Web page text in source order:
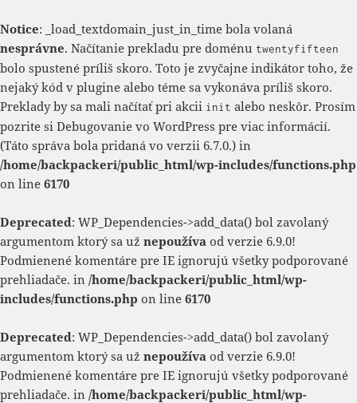
Notice: _load_textdomain_just_in_time bola volaná
nesprávne. Načítanie prekladu pre doménu twentyfifteen
bolo spustené príliš skoro. Toto je zvyčajne indikátor toho, že
nejaký kód v plugine alebo téme sa vykonáva príliš skoro.
Preklady by sa mali načítať pri akcii init alebo neskôr. Prosím
pozrite si Debugovanie vo WordPress pre viac informácií.
(Táto správa bola pridaná vo verzii 6.7.0.) in
/home/backpackeri/public_html/wp-includes/functions.php
on line 6170
Deprecated: WP_Dependencies->add_data() bol zavolaný
argumentom ktorý sa už nepoužíva od verzie 6.9.0!
Podmienené komentáre pre IE ignorujú všetky podporované
prehliadače. in /home/backpackeri/public_html/wp-
includes/functions.php on line 6170
Deprecated: WP_Dependencies->add_data() bol zavolaný
argumentom ktorý sa už nepoužíva od verzie 6.9.0!
Podmienené komentáre pre IE ignorujú všetky podporované
prehliadače. in /home/backpackeri/public_html/wp-